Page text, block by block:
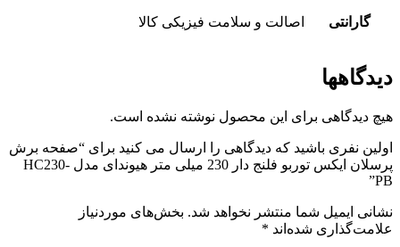
گارانتی اصالت و سلامت فیزیکی کالا
دیدگاهها
هیچ دیدگاهی برای این محصول نوشته نشده است.
اولین نفری باشید که دیدگاهی را ارسال می کنید برای “صفحه برش
پرسلان ایکس توربو فلنج دار 230 میلی متر هیوندای مدل HC230-
PB”
نشانی ایمیل شما منتشر نخواهد شد. بخش‌های موردنیاز
علامت‌گذاری شده‌اند *